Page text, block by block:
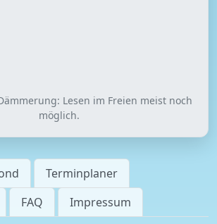
Lesen im Freien meist noch
möglich.
Terminplaner
FAQ Impressum